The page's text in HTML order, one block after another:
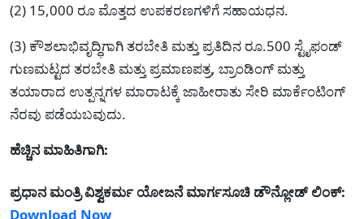
(2) 15,000 ರೂ ಮೊತ್ತದ ಉಪಕರಣಗಳಿಗೆ ಸಹಾಯಧನ.
(3) ಕೌಶಲಾಭಿವೃದ್ಧಿಗಾಗಿ ತರಬೇತಿ ಮತ್ತು ಪ್ರತಿದಿನ ರೂ.500 ಸ್ಟೈಫಂಡ್
ಗುಣಮಟ್ಟದ ತರಬೇತಿ ಮತ್ತು ಪ್ರಮಾಣಪತ್ರ, ಬ್ರಾಂಡಿಂಗ್ ಮತ್ತು
ತಯಾರಾದ ಉತ್ಪನ್ನಗಳ ಮಾರಾಟಕ್ಕೆ ಜಾಹೀರಾತು ಸೇರಿ ಮಾರ್ಕೆಂಟಿಂಗ್
ನೆರವು ಪಡೆಯಬವುದು.
ಹೆಚ್ಚಿನ ಮಾಹಿತಿಗಾಗಿ:
ಪ್ರಧಾನ ಮಂತ್ರಿ ವಿಶ್ವಕರ್ಮ ಯೋಜನೆ ಮಾರ್ಗಸೂಚಿ ಡೌನ್ಲೋಡ್ ಲಿಂಕ್:
Download Now